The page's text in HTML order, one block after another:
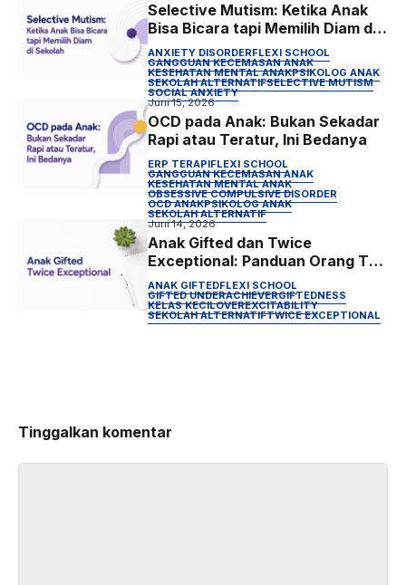
Selective Mutism: Ketika Anak
Bisa Bicara tapi Memilih Diam di
Sekolah
ANXIETY DISORDERFLEXI SCHOOL
GANGGUAN KECEMASAN ANAK
KESEHATAN MENTAL ANAKPSIKOLOG ANAK
SEKOLAH ALTERNATIFSELECTIVE MUTISM
SOCIAL ANXIETY
Juni 15, 2026
OCD pada Anak: Bukan Sekadar
Rapi atau Teratur, Ini Bedanya
ERP TERAPIFLEXI SCHOOL
GANGGUAN KECEMASAN ANAK
KESEHATAN MENTAL ANAK
OBSESSIVE COMPULSIVE DISORDER
OCD ANAKPSIKOLOG ANAK
SEKOLAH ALTERNATIF
Juni 14, 2026
Anak Gifted dan Twice
Exceptional: Panduan Orang Tua
Menyalurkan Potensi Anak
Berbakat di Indonesia
ANAK GIFTEDFLEXI SCHOOL
GIFTED UNDERACHIEVERGIFTEDNESS
KELAS KECILOVEREXCITABILITY
SEKOLAH ALTERNATIFTWICE EXCEPTIONAL
Tinggalkan komentar